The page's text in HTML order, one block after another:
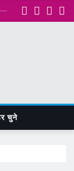
चुने